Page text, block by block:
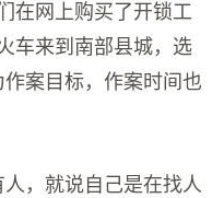
在网上购买了开锁工
车来到南部县城，选
案目标，作案时间也
，就说自己是在找人